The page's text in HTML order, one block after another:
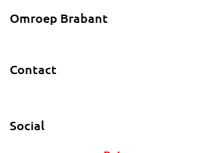
Omroep Brabant
Contact
Social